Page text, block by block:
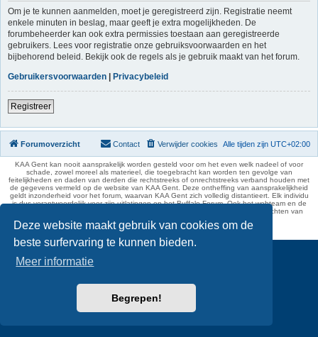
Deze website maakt gebruik van cookies om de
beste surfervaring te kunnen bieden.
Meer informatie
Begrepen!
Om je te kunnen aanmelden, moet je geregistreerd zijn. Registratie neemt
enkele minuten in beslag, maar geeft je extra mogelijkheden. De
forumbeheerder kan ook extra permissies toestaan aan geregistreerde
gebruikers. Lees voor registratie onze gebruiksvoorwaarden en het
bijbehorend beleid. Bekijk ook de regels als je gebruik maakt van het forum.
Gebruikersvoorwaarden | Privacybeleid
Registreer
Forumoverzicht Alle tijden zijn UTC+02:00
Verwijder cookies
Contact
KAA Gent kan nooit aansprakelijk worden gesteld voor om het even welk nadeel of voor
schade, zowel moreel als materieel, die toegebracht kan worden ten gevolge van
feitelijkheden en daden van derden die rechtstreeks of onrechtstreeks verband houden met
de gegevens vermeld op de website van KAA Gent. Deze ontheffing van aansprakelijkheid
geldt inzonderheid voor het forum, waarvan KAA Gent zich volledig distantieert. Elk individu
is dus verantwoordelijk voor zijn uitlatingen op het Buffalo Forum. Ook het webteam en de
moderators kunnen niet aansprakelijk gesteld worden voor de inhoud van berichten van
phpBB Two Factor Authentication ©paul999